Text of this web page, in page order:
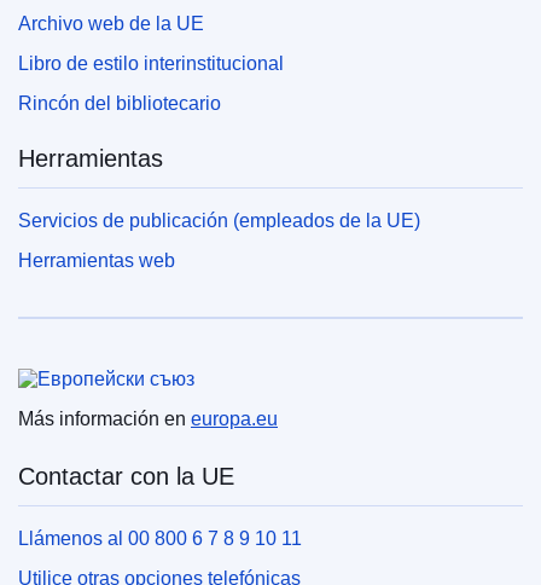
Archivo web de la UE
Libro de estilo interinstitucional
Rincón del bibliotecario
Herramientas
Servicios de publicación (empleados de la UE)
Herramientas web
Más información en europa.eu
Contactar con la UE
Llámenos al 00 800 6 7 8 9 10 11
Utilice otras opciones telefónicas